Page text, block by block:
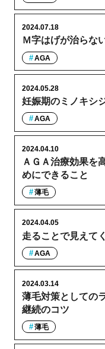
Ｍ字はげが治らな
2024.07.18
AGA
妊娠期のミノキシ
2024.05.28
AGA
ＡＧＡ治療効果を
めにできること
2024.04.10
薄毛
走ることで見えて
2024.04.05
AGA
薄毛対策としての
継続のコツ
2024.03.14
薄毛